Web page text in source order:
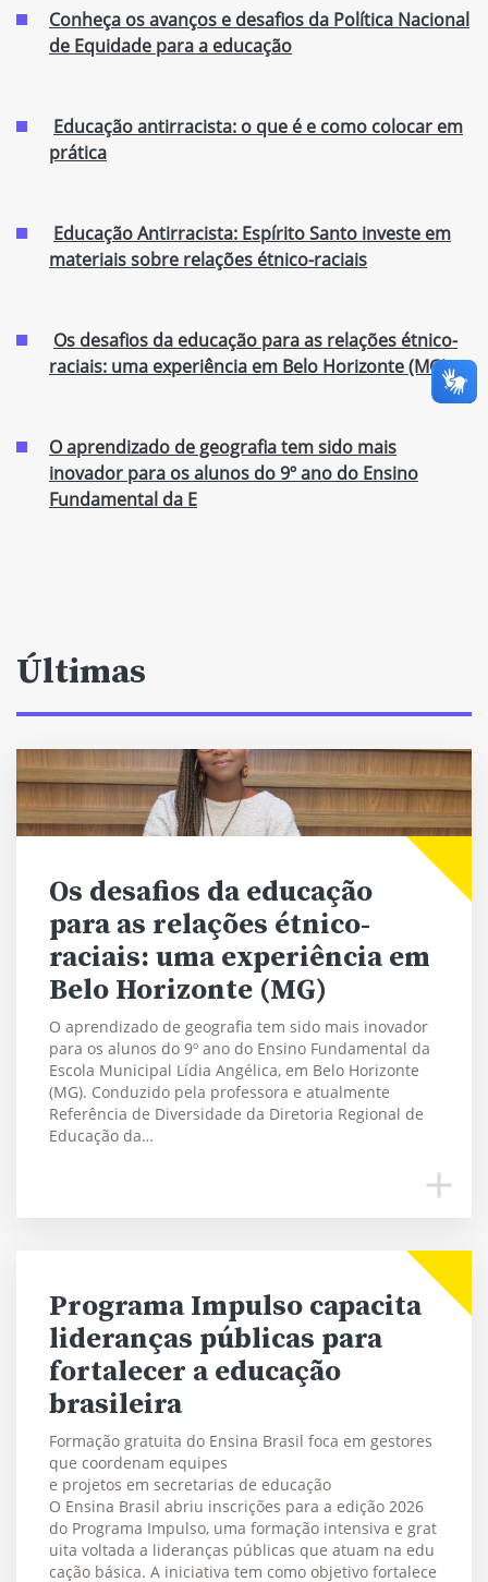
Conheça os avanços e desafios da Política Nacional
de Equidade para a educação
Educação antirracista: o que é e como colocar em
prática
Educação Antirracista: Espírito Santo investe em
materiais sobre relações étnico-raciais
Os desafios da educação para as relações étnico-
raciais: uma experiência em Belo Horizonte (MG)
O aprendizado de geografia tem sido mais
inovador para os alunos do 9º ano do Ensino
Fundamental da E
Últimas
Os desafios da educação
para as relações étnico-
raciais: uma experiência em
Belo Horizonte (MG)
O aprendizado de geografia tem sido mais inovador
para os alunos do 9º ano do Ensino Fundamental da
Escola Municipal Lídia Angélica, em Belo Horizonte
(MG). Conduzido pela professora e atualmente
Referência de Diversidade da Diretoria Regional de
Educação da…
Programa Impulso capacita
lideranças públicas para
fortalecer a educação
brasileira
Formação gratuita do Ensina Brasil foca em gestores
que coordenam equipes
e projetos em secretarias de educação
O Ensina Brasil abriu inscrições para a edição 2026
do Programa Impulso, uma formação intensiva e grat
uita voltada a lideranças públicas que atuam na edu
cação básica. A iniciativa tem como objetivo fortalece